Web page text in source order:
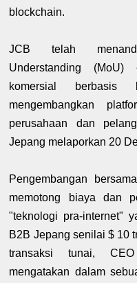
blockchain.
JCB telah
Understanding (MoU)
komersial berbasis
mengembangkan
perusahaan dan
Jepang melaporkan 20
Pengembangan
memotong biaya dan
"teknologi pra-internet"
B2B Jepang senilai $ 10
transaksi tunai,
mengatakan dalam